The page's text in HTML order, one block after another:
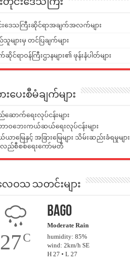
တိုင်းဒေသကြီး
ဒေသကြီးဆိုင်ရာအချက်အလက်များ
သူများမှ တင်ပြချက်များ
င်ရာဝန်ကြီးဌာနများ၏ ဖုန်းနံပါတ်များ
းပေးစီမံချက်များ
ောက်ရေးလုပ်ငန်းများ
ဝဘေးကယ်ဆယ်ရေးလုပ်ငန်းများ
ာမြေနှင့် အခြားမြေများ သိမ်းဆည်းခံရမှုများ
လည်စီစစ်ရေးကော်မတီ
ေဝသ သတင်းများ
27C
Bago
Moderate Rain
humidity: 85%
wind: 2km/h SE
H 27 • L 27